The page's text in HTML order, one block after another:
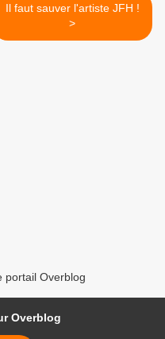
Il faut sauver l'artiste JFH !
>
portail Overblog
Overblog